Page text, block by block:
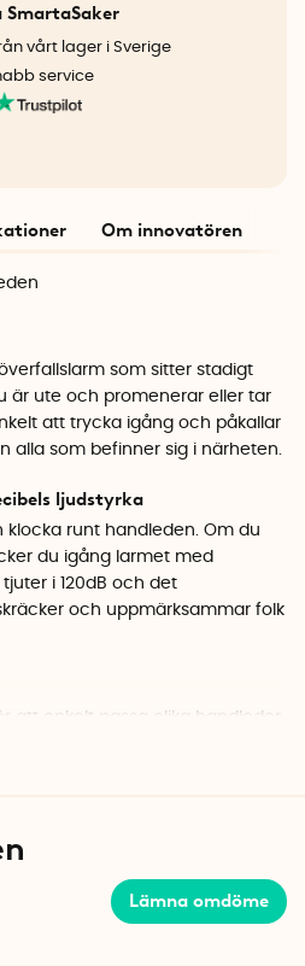
vårt lager i Sverige
service
Om innovatören
som sitter stadigt
är ute och promenerar eller tar
att trycka igång och påkallar
alla som befinner sig i närheten.
ljudstyrka
klocka runt handleden. Om du
du igång larmet med
i 120dB och det
och uppmärksammar folk
att enkelt passa olika handleder.
ligger bekvämt mot huden och
Lämna omdöme